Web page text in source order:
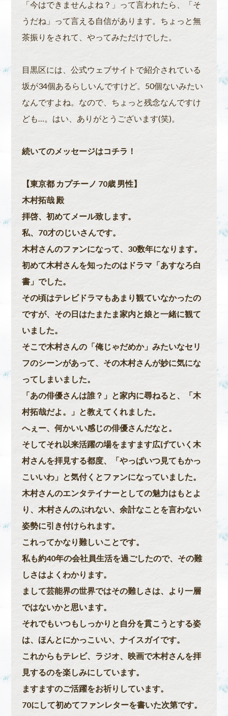
「今はできませんよね？」って言われたら、「そ
うだね」って言える自信があります。ちょっと無
茶振りをされて、やってみただけでした。
目黒区には、公式ウェブサイトで紹介されている
坂が34個あるらしいんですけど。50個ないみたい
なんですよね。なので、ちょっと残念なんですけ
ども…。はい、ありがとうございます(笑)。
続いてのメッセージはコチラ！
【東京都 カプチーノ 70歳 男性】
木村拓哉 殿
拝啓、初めてメール致します。
私、70才のじいさんです。
木村さんのファンになって、30数年になります。
初めて木村さんを知ったのはドラマ「あすなろ白
書」でした。
その頃はテレビドラマもあまり観ていなかったの
ですが、その日はたまたま家内と娘と一緒に観て
いました。
そこで木村さんの「俺じゃだめか」みたいなセリ
フのシーンがあって、その木村さんが妙に気にな
ってしまいました。
「あの俳優さんは誰？」と家内に尋ねると、「木
村拓哉だよ。」と教えてくれました。
へぇー、何かいい感じの俳優さんだなと。
そしてそれ以来活躍の場をますます広げていく木
村さんを拝見する都度、「やっぱいつ見てもかっ
こいいわ」と気付くとファンになっていました。
木村さんのエンタテイナーとしての魅力はもとよ
り、木村さんのぶれない、余計なことを言わない
姿勢に引き付けられます。
これってかなり難しいことです。
私も約40年の会社員生活を過ごしたので、その難
しさはよくわかります。
まして芸能界の世界ではその難しさは、より一層
ではないかと思います。
それでもいつもしっかりと自分を貫こうとする姿
は、ほんとにかっこいい、ナイスガイです。
これからもテレビ、ラジオ、映画で木村さんを拝
見するのを楽しみにしています。
ますますのご活躍をお祈りしています。
70にして初めてファンレターを書いた次第です。